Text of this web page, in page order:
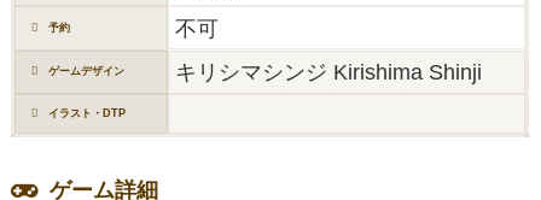
予約 不可
ゲームデザイン キリシマシンジ Kirishima Shinji
イラスト・DTP
ゲーム詳細